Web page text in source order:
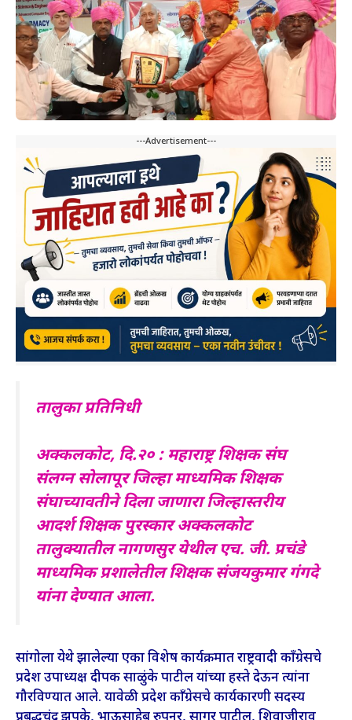
---Advertisement---
तालुका प्रतिनिधी
अक्कलकोट, दि.२० : महाराष्ट्र शिक्षक संघ
संलग्न सोलापूर जिल्हा माध्यमिक शिक्षक
संघाच्यावतीने दिला जाणारा जिल्हास्तरीय
आदर्श शिक्षक पुरस्कार अक्कलकोट
तालुक्यातील नागणसुर येथील एच. जी. प्रचंडे
माध्यमिक प्रशालेतील शिक्षक संजयकुमार गंगदे
यांना देण्यात आला.
सांगोला येथे झालेल्या एका विशेष कार्यक्रमात राष्ट्रवादी कॉंग्रेसचे
प्रदेश उपाध्यक्ष दीपक साळुंके पाटील यांच्या हस्ते देऊन त्यांना
गौरविण्यात आले. यावेळी प्रदेश काँग्रेसचे कार्यकारणी सदस्य